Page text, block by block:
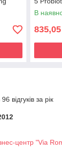
В
835,05
відгуків за рік
центр "Via